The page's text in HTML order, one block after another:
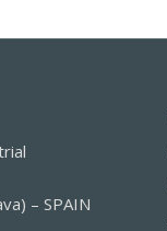
– SPAIN